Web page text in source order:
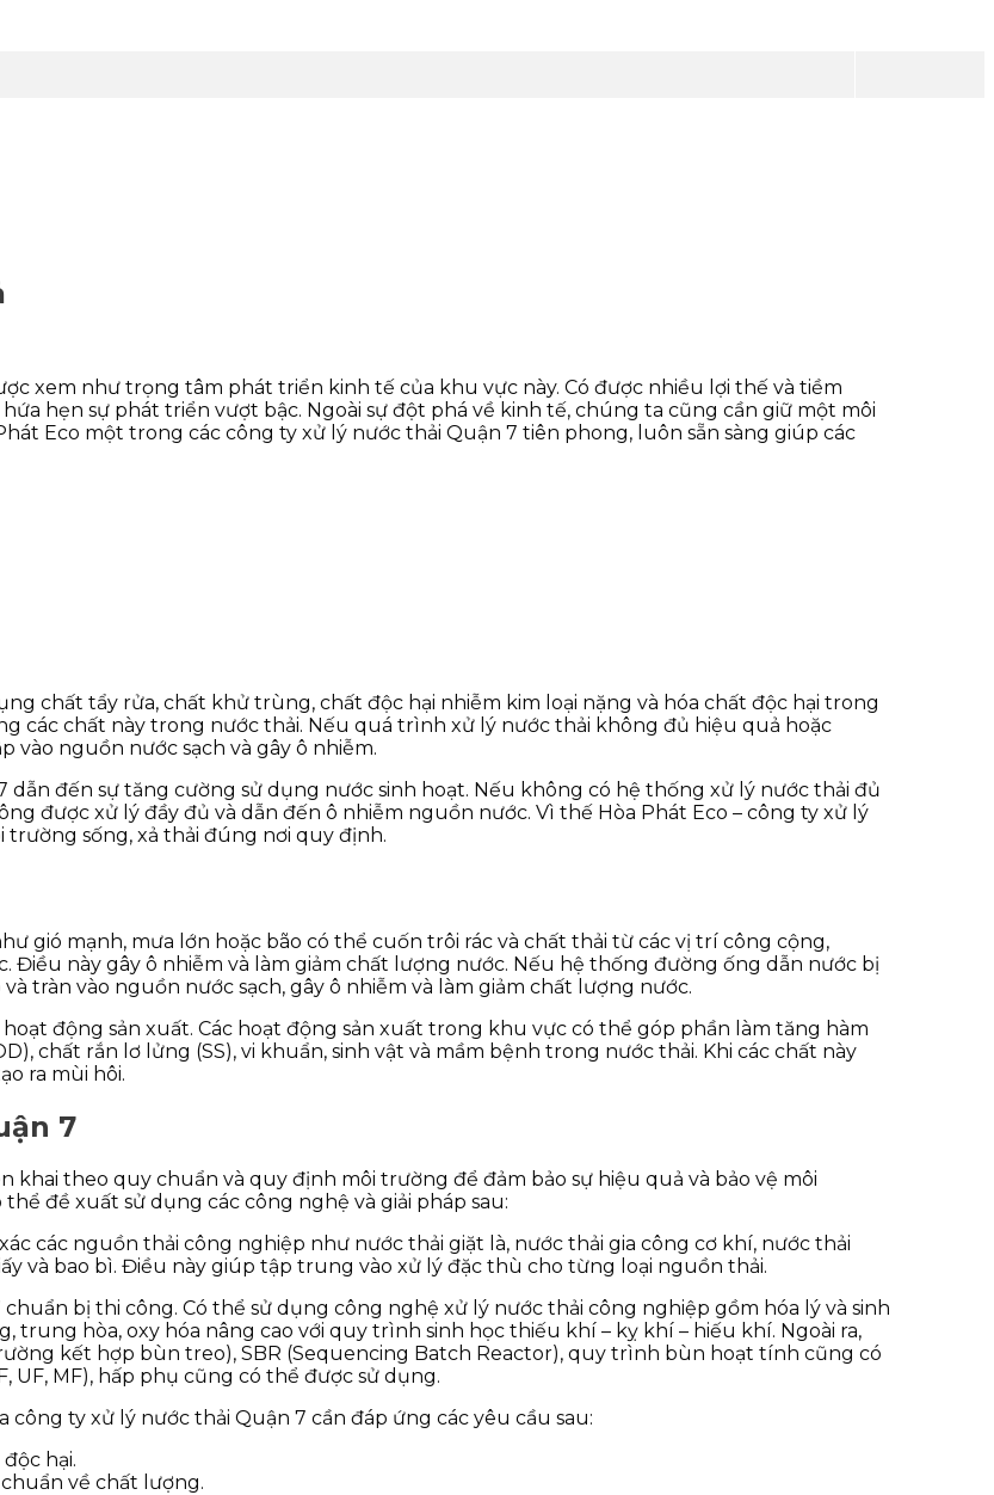
xem như trọng tâm phát triển kinh tế của khu vực này. Có được nhiều lợi thế và tiềm
hẹn sự phát triển vượt bậc. Ngoài sự đột phá về kinh tế, chúng ta cũng cần giữ một môi
Eco một trong các công ty xử lý nước thải Quận 7 tiên phong, luôn sẵn sàng giúp các
chất tẩy rửa, chất khử trùng, chất độc hại nhiễm kim loại nặng và hóa chất độc hại trong
các chất này trong nước thải. Nếu quá trình xử lý nước thải không đủ hiệu quả hoặc
vào nguồn nước sạch và gây ô nhiễm.
dẫn đến sự tăng cường sử dụng nước sinh hoạt. Nếu không có hệ thống xử lý nước thải đủ
được xử lý đầy đủ và dẫn đến ô nhiễm nguồn nước. Vì thế Hòa Phát Eco – công ty xử lý
sống, xả thải đúng nơi quy định.
gió mạnh, mưa lớn hoặc bão có thể cuốn trôi rác và chất thải từ các vị trí công cộng,
này gây ô nhiễm và làm giảm chất lượng nước. Nếu hệ thống đường ống dẫn nước bị
tràn vào nguồn nước sạch, gây ô nhiễm và làm giảm chất lượng nước.
động sản xuất. Các hoạt động sản xuất trong khu vực có thể góp phần làm tăng hàm
chất rắn lơ lửng (SS), vi khuẩn, sinh vật và mầm bệnh trong nước thải. Khi các chất này
ra mùi hôi.
7
theo quy chuẩn và quy định môi trường để đảm bảo sự hiệu quả và bảo vệ môi
đề xuất sử dụng các công nghệ và giải pháp sau:
các nguồn thải công nghiệp như nước thải giặt là, nước thải gia công cơ khí, nước thải
và bao bì. Điều này giúp tập trung vào xử lý đặc thù cho từng loại nguồn thải.
bị thi công. Có thể sử dụng công nghệ xử lý nước thải công nghiệp gồm hóa lý và sinh
trung hòa, oxy hóa nâng cao với quy trình sinh học thiếu khí – kỵ khí – hiếu khí. Ngoài ra,
kết hợp bùn treo), SBR (Sequencing Batch Reactor), quy trình bùn hoạt tính cũng có
UF, MF), hấp phụ cũng có thể được sử dụng.
ty xử lý nước thải Quận 7 cần đáp ứng các yêu cầu sau:
hại.
về chất lượng.